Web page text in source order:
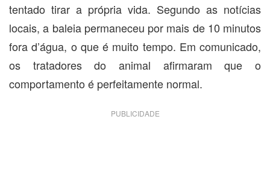
tentado tirar a própria vida. Segundo as notícias
locais, a baleia permaneceu por mais de 10 minutos
fora d’água, o que é muito tempo. Em comunicado,
os tratadores do animal afirmaram que o
comportamento é perfeitamente normal.
PUBLICIDADE